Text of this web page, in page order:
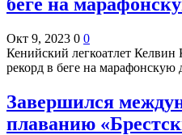
Окт 9, 2023 0 0
Кенийский легкоатлет
рекорд в беге на
Завершился
плаванию